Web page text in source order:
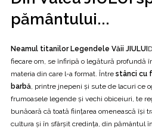
pământului...
Neamul titanilor Legendele Văii JIULUI
fiecare om, se înfiripă o legătură profundă
materia din care l-a format. Între stânci cu
barbă , printre jnepeni şi sute de lacuri ce
frumoasele legende şi vechi obiceiuri, te
bunăoară că toată ființarea omenească își
cultura și în sfârșit credința, din pământul